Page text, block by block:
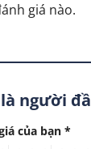
giá nào.
người
của bạn *